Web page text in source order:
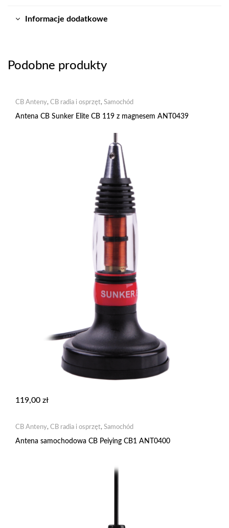
Informacje dodatkowe
Podobne produkty
CB Anteny, CB radia i osprzęt, Samochód
Antena CB Sunker Elite CB 119 z magnesem ANT0439
119,00 zł
CB Anteny, CB radia i osprzęt, Samochód
Antena samochodowa CB Peiying CB1 ANT0400